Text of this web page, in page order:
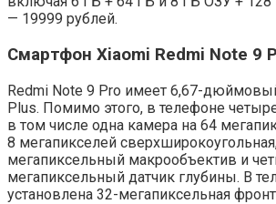
— 19999 рублей.
Смартфон Xiaomi Redmi Note 9
Redmi Note 9 Pro имеет 6,67-
Plus. Помимо этого, в телефоне
в том числе одна камера на 64
8 мегапикселей
мегапиксельный макрообъектив и
мегапиксельный датчик глубины. В
установлена 32-мегапиксельная